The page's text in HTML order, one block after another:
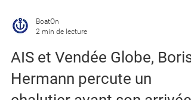
BoatOn
2 min de lecture